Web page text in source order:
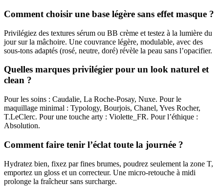
Comment choisir une base légère sans effet masque ?
Privilégiez des textures sérum ou BB crème et testez à la lumière du
jour sur la mâchoire. Une couvrance légère, modulable, avec des
sous-tons adaptés (rosé, neutre, doré) révèle la peau sans l’opacifier.
Quelles marques privilégier pour un look naturel et
clean ?
Pour les soins : Caudalie, La Roche-Posay, Nuxe. Pour le
maquillage minimal : Typology, Bourjois, Chanel, Yves Rocher,
T.LeClerc. Pour une touche arty : Violette_FR. Pour l’éthique :
Absolution.
Comment faire tenir l’éclat toute la journée ?
Hydratez bien, fixez par fines brumes, poudrez seulement la zone T,
emportez un gloss et un correcteur. Une micro-retouche à midi
prolonge la fraîcheur sans surcharge.